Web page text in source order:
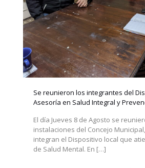
Se reunieron los integrantes del
Asesoría en Salud Integral y
El día Jueves 8 de Agosto se
instalaciones del Concejo
integran el Dispositivo local que
de Salud Mental. En […]